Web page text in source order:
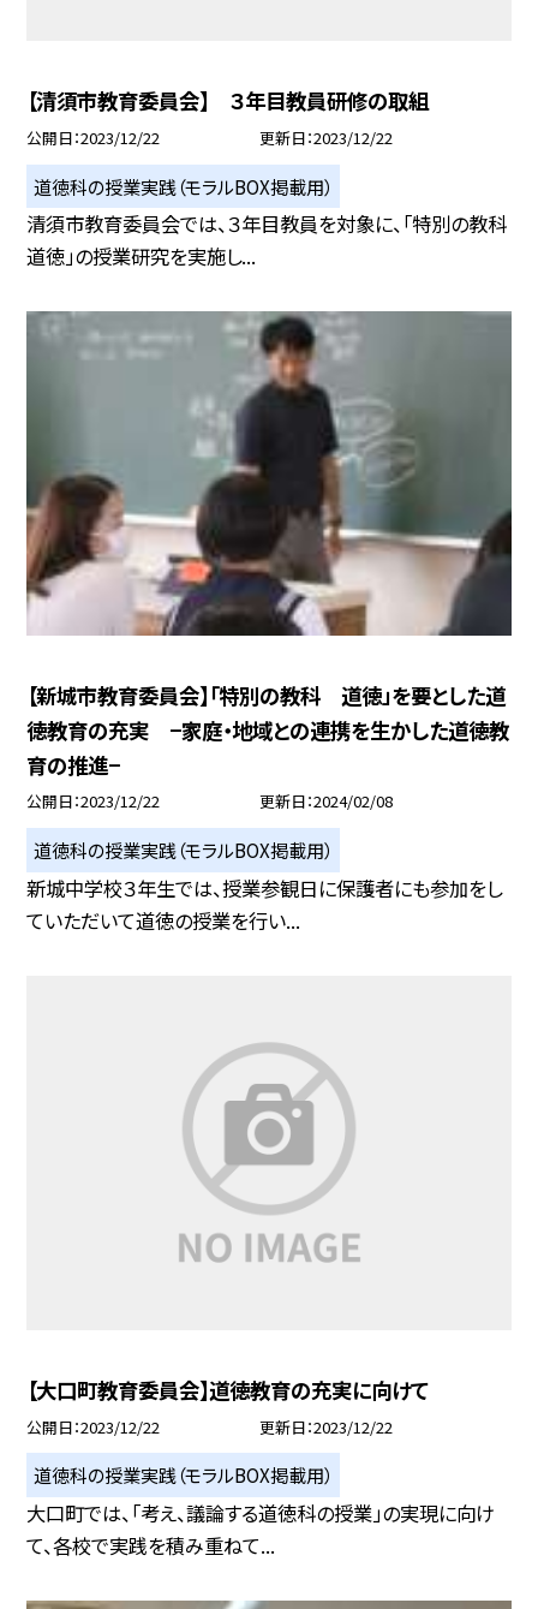
【清須市教育委員会】 ３年目教員研修の取組
公開日 2023/12/22 更新日 2023/12/22
道徳科の授業実践（モラルBOX掲載用）
清須市教育委員会では、３年目教員を対象に、「特別の教科
道徳」の授業研究を実施し...
【新城市教育委員会】「特別の教科 道徳」を要とした道
徳教育の充実 −家庭・地域との連携を生かした道徳教
育の推進−
公開日 2023/12/22 更新日 2024/02/08
道徳科の授業実践（モラルBOX掲載用）
新城中学校３年生では、授業参観日に保護者にも参加をし
ていただいて道徳の授業を行い...
【大口町教育委員会】道徳教育の充実に向けて
公開日 2023/12/22 更新日 2023/12/22
道徳科の授業実践（モラルBOX掲載用）
大口町では、「考え、議論する道徳科の授業」の実現に向け
て、各校で実践を積み重ねて...